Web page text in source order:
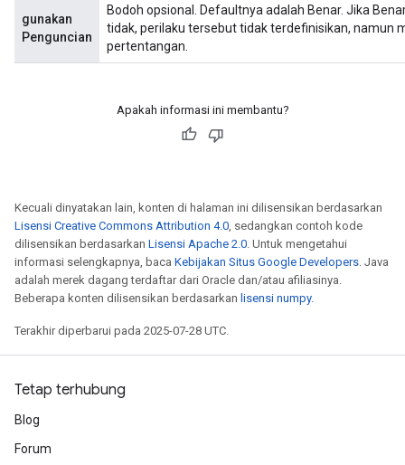
gunakan
Penguncian
Bodoh opsional. Defaultnya adalah Benar. Jika
tidak, perilaku tersebut tidak terdefinisikan, namun
pertentangan.
Apakah informasi ini membantu?
Kecuali dinyatakan lain, konten di halaman ini dilisensikan berdasarkan
Lisensi Creative Commons Attribution 4.0, sedangkan contoh kode
dilisensikan berdasarkan Lisensi Apache 2.0. Untuk mengetahui
informasi selengkapnya, baca Kebijakan Situs Google Developers. Java
adalah merek dagang terdaftar dari Oracle dan/atau afiliasinya.
Beberapa konten dilisensikan berdasarkan lisensi numpy.
Terakhir diperbarui pada 2025-07-28 UTC.
Tetap terhubung
Blog
Forum